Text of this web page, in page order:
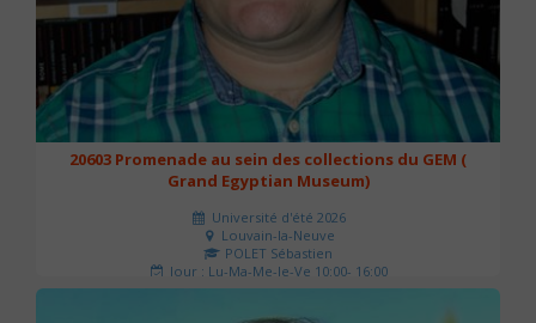
20603 Promenade au sein des collections du GEM (
Grand Egyptian Museum)
Université d'été 2026
Louvain-la-Neuve
POLET Sébastien
Jour : Lu-Ma-Me-Je-Ve 10:00- 16:00
Nombre de séances : 2